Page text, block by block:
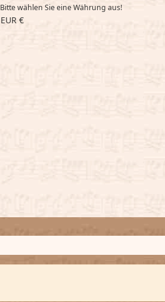
Bitte wählen Sie eine Währung aus!
EUR €